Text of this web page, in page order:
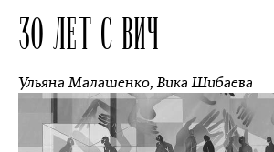
30 ЛЕТ С ВИЧ
Ульяна Малашенко,Вика Шибаева